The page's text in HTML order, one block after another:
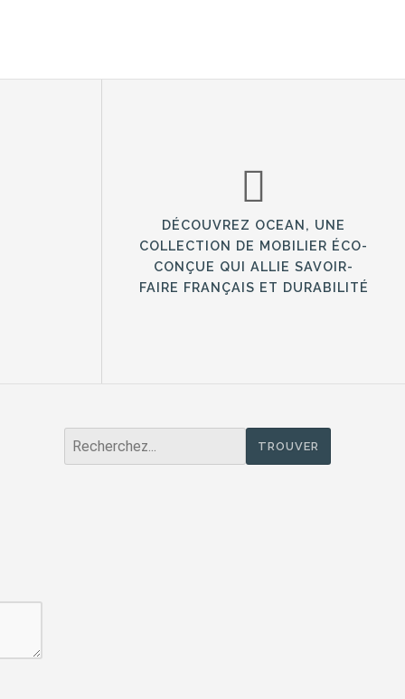
DÉCOUVREZ OCEAN, UNE
COLLECTION DE MOBILIER ÉCO-
CONÇUE QUI ALLIE SAVOIR-
FAIRE FRANÇAIS ET DURABILITÉ